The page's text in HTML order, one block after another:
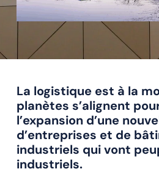
La logistique est à la
planètes s’alignent
l’expansion d’une
d’entreprises et de
industriels qui vont
industriels.